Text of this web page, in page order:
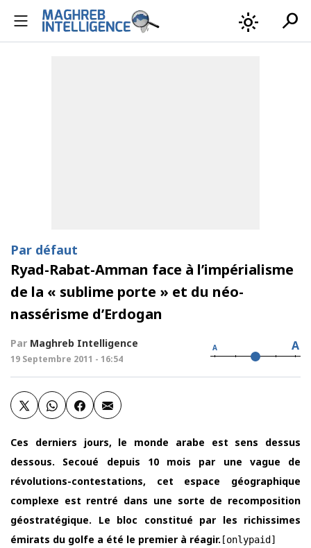
light_mode search
Par défaut
Ryad-Rabat-Amman face à l’impérialisme
de la « sublime porte » et du néo-
nassérisme d’Erdogan
Par Maghreb Intelligence
19 Septembre 2011 - 16:54
A A
Ces derniers jours, le monde arabe est sens dessus
dessous. Secoué depuis 10 mois par une vague de
révolutions-contestations, cet espace géographique
complexe est rentré dans une sorte de recomposition
géostratégique. Le bloc constitué par les richissimes
émirats du golfe a été le premier à réagir. [onlypaid]